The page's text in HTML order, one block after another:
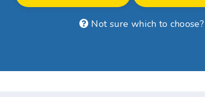
Not sure which to